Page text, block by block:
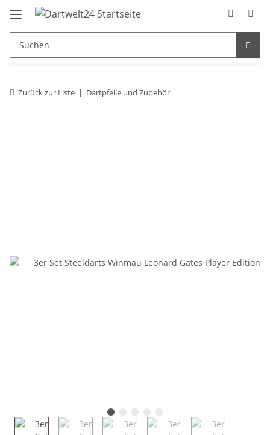
Zurück zur Liste Dartpfeile und Zubehör